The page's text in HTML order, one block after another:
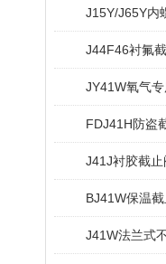
J44F46衬氟
JY41W氧气
FDJ41H防盗
J41J衬胶截止
BJ41W保温
J41W法兰式